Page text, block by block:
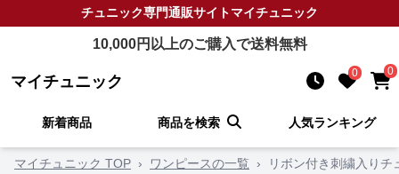
チュニック専門通販サイトマイチュニック
10,000円以上のご購入で送料無料
マイチュニック 0 0
新着商品 商品を検索 人気ランキング
マイチュニック TOP › ワンピースの一覧 › リボン付き刺繍入りチ